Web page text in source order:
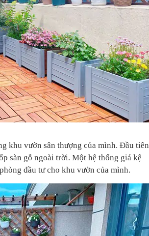
khu vườn sân thượng của mình. Đầu tiên
sàn gỗ ngoài trời. Một hệ thống giá kệ
đầu tư cho khu vườn của mình.